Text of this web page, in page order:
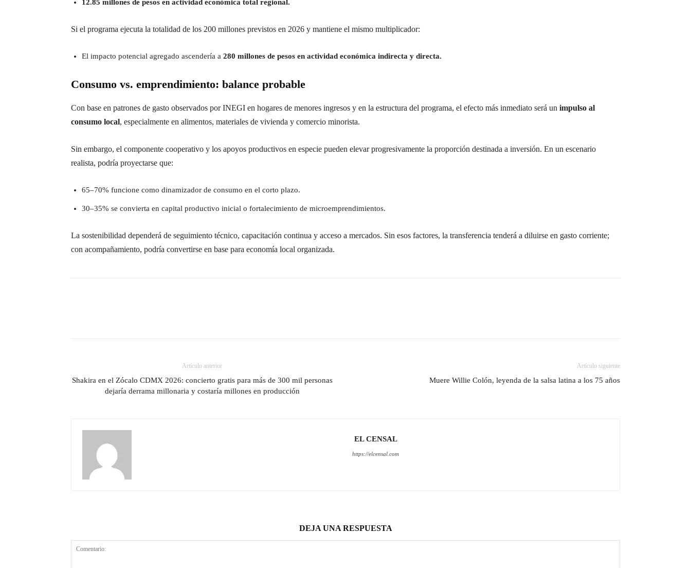
12.85 millones de pesos en actividad económica total regional.
Si el programa ejecuta la totalidad de los 200 millones previstos en 2026 y mantiene el mismo multiplicador:
El impacto potencial agregado ascendería a 280 millones de pesos en actividad económica indirecta y directa.
Consumo vs. emprendimiento: balance probable
Con base en patrones de gasto observados por INEGI en hogares de menores ingresos y en la estructura del programa, el efecto más inmediato será un impulso al
consumo local, especialmente en alimentos, materiales de vivienda y comercio minorista.
Sin embargo, el componente cooperativo y los apoyos productivos en especie pueden elevar progresivamente la proporción destinada a inversión. En un escenario
realista, podría proyectarse que:
65–70% funcione como dinamizador de consumo en el corto plazo.
30–35% se convierta en capital productivo inicial o fortalecimiento de microemprendimientos.
La sostenibilidad dependerá de seguimiento técnico, capacitación continua y acceso a mercados. Sin esos factores, la transferencia tenderá a diluirse en gasto corriente;
con acompañamiento, podría convertirse en base para economía local organizada.
Artículo anterior
Shakira en el Zócalo CDMX 2026: concierto gratis para más de 300 mil personas
dejaría derrama millonaria y costaría millones en producción
Artículo siguiente
Muere Willie Colón, leyenda de la salsa latina a los 75 años
EL CENSAL
https://elcensal.com
DEJA UNA RESPUESTA